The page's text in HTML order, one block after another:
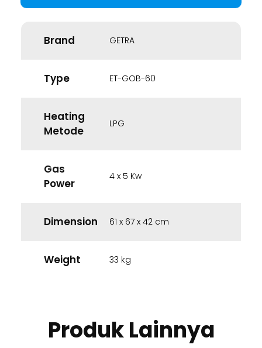
Brand GETRA
Type ET-GOB-60
Heating
Metode
LPG
Gas
Power
4 x 5 Kw
Dimension 61 x 67 x 42 cm
Weight 33 kg
Produk Lainnya